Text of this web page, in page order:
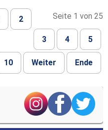
Seite 1 von 25
2
3 4 5
10 Weiter Ende